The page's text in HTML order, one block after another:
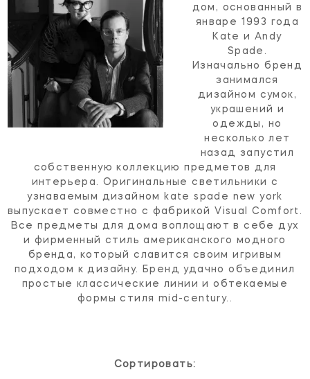
дом, основанный в
январе 1993 года
Kate и Andy
Spade.
Изначально бренд
занимался
дизайном сумок,
украшений и
одежды, но
несколько лет
назад запустил
собственную коллекцию предметов для
интерьера. Оригинальные светильники с
узнаваемым дизайном kate spade new york
выпускает совместно с фабрикой Visual Comfort.
Все предметы для дома воплощают в себе дух
и фирменный стиль американского модного
бренда, который славится своим игривым
подходом к дизайну. Бренд удачно объединил
простые классические линии и обтекаемые
формы стиля mid-century..
Сортировать: